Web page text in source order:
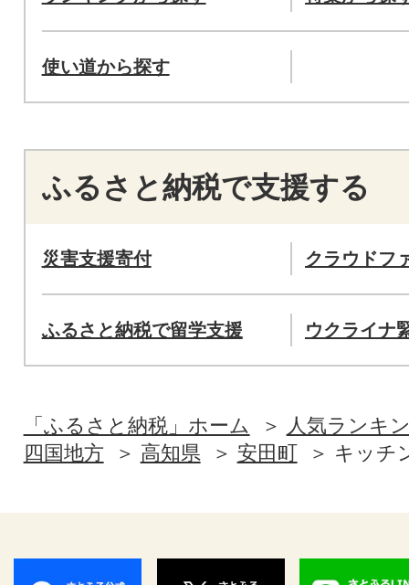
使い道から探す
ふるさと納税で支援する
災害支援寄付 クラウドフ
ふるさと納税で留学支援 ウクライナ
「ふるさと納税」ホーム
人気ランキ
四国地方
高知県 安田町 キッチ